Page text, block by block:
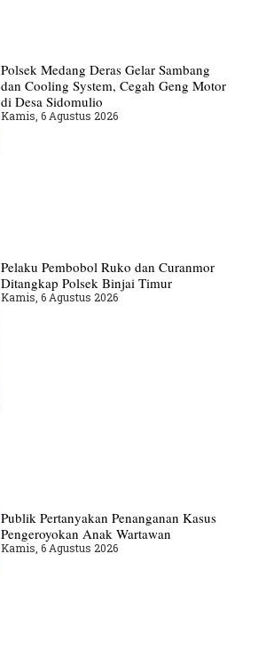
Polsek Medang Deras Gelar Sambang
dan Cooling System, Cegah Geng Motor
di Desa Sidomulio
Kamis, 6 Agustus 2026
Pelaku Pembobol Ruko dan Curanmor
Ditangkap Polsek Binjai Timur
Kamis, 6 Agustus 2026
Publik Pertanyakan Penanganan Kasus
Pengeroyokan Anak Wartawan
Kamis, 6 Agustus 2026